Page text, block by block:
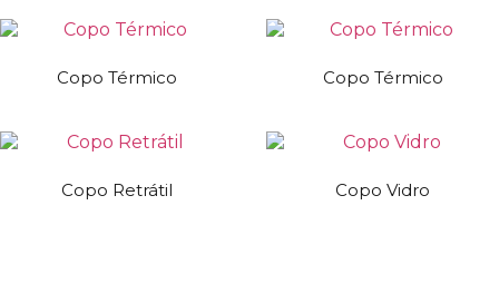
Copo Térmico Copo Térmico
Copo Retrátil Copo Vidro